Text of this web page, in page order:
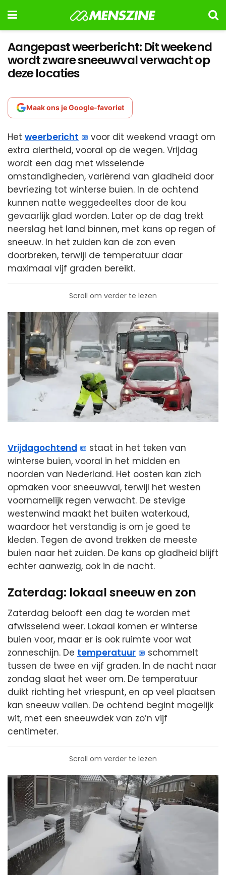
Aangepast weerbericht: Dit weekend
wordt zware sneeuwval verwacht op
deze locaties
Maak ons je Google-favoriet
Het weerbericht
voor dit weekend vraagt om
extra alertheid, vooral op de wegen. Vrijdag
wordt een dag met wisselende
omstandigheden, variërend van gladheid door
bevriezing tot winterse buien. In de ochtend
kunnen natte weggedeeltes door de kou
gevaarlijk glad worden. Later op de dag trekt
neerslag het land binnen, met kans op regen of
sneeuw. In het zuiden kan de zon even
doorbreken, terwijl de temperatuur daar
maximaal vijf graden bereikt.
Scroll om verder te lezen
Vrijdagochtend
staat in het teken van
winterse buien, vooral in het midden en
noorden van Nederland. Het oosten kan zich
opmaken voor sneeuwval, terwijl het westen
voornamelijk regen verwacht. De stevige
westenwind maakt het buiten waterkoud,
waardoor het verstandig is om je goed te
kleden. Tegen de avond trekken de meeste
buien naar het zuiden. De kans op gladheid blijft
echter aanwezig, ook in de nacht.
Zaterdag: lokaal sneeuw en zon
Zaterdag belooft een dag te worden met
afwisselend weer. Lokaal komen er winterse
buien voor, maar er is ook ruimte voor wat
zonneschijn. De temperatuur
schommelt
tussen de twee en vijf graden. In de nacht naar
zondag slaat het weer om. De temperatuur
duikt richting het vriespunt, en op veel plaatsen
kan sneeuw vallen. De ochtend begint mogelijk
wit, met een sneeuwdek van zo’n vijf
centimeter.
Scroll om verder te lezen